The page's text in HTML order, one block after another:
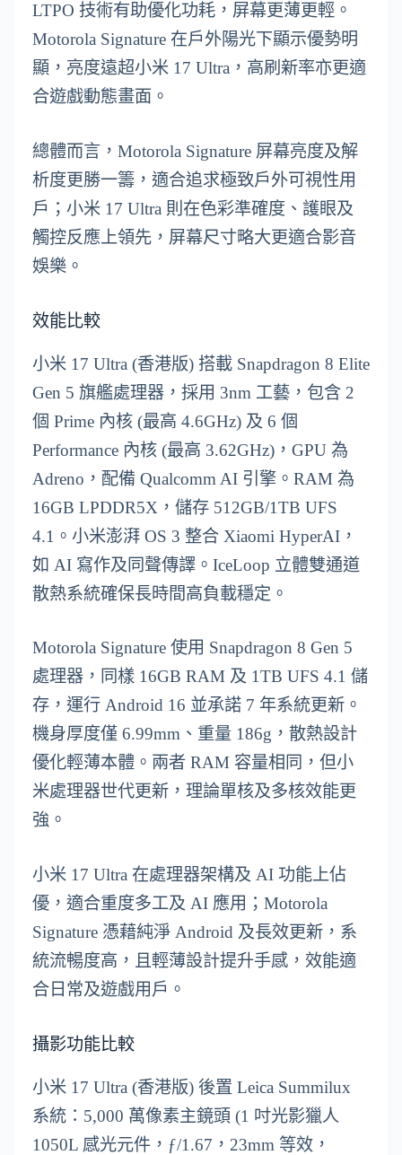
LTPO 技術有助優化功耗，屏幕更薄更輕。
Motorola Signature 在戶外陽光下顯示優勢明
顯，亮度遠超小米 17 Ultra，高刷新率亦更適
合遊戲動態畫面。
總體而言，Motorola Signature 屏幕亮度及解
析度更勝一籌，適合追求極致戶外可視性用
戶；小米 17 Ultra 則在色彩準確度、護眼及
觸控反應上領先，屏幕尺寸略大更適合影音
娛樂。
效能比較
小米 17 Ultra (香港版) 搭載 Snapdragon 8 Elite
Gen 5 旗艦處理器，採用 3nm 工藝，包含 2
個 Prime 內核 (最高 4.6GHz) 及 6 個
Performance 內核 (最高 3.62GHz)，GPU 為
Adreno，配備 Qualcomm AI 引擎。RAM 為
16GB LPDDR5X，儲存 512GB/1TB UFS
4.1。小米澎湃 OS 3 整合 Xiaomi HyperAI，
如 AI 寫作及同聲傳譯。IceLoop 立體雙通道
散熱系統確保長時間高負載穩定。
Motorola Signature 使用 Snapdragon 8 Gen 5
處理器，同樣 16GB RAM 及 1TB UFS 4.1 儲
存，運行 Android 16 並承諾 7 年系統更新。
機身厚度僅 6.99mm、重量 186g，散熱設計
優化輕薄本體。兩者 RAM 容量相同，但小
米處理器世代更新，理論單核及多核效能更
強。
小米 17 Ultra 在處理器架構及 AI 功能上佔
優，適合重度多工及 AI 應用；Motorola
Signature 憑藉純淨 Android 及長效更新，系
統流暢度高，且輕薄設計提升手感，效能適
合日常及遊戲用戶。
攝影功能比較
小米 17 Ultra (香港版) 後置 Leica Summilux
系統：5,000 萬像素主鏡頭 (1 吋光影獵人
1050L 感光元件，ƒ/1.67，23mm 等效，